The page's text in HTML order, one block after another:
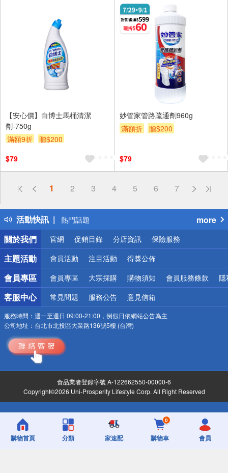
【安心價】白博士馬桶清潔
劑-750g
滿額9折
贈$200
$79
妙管家管路疏通劑960g
滿額折
贈$200
$79
1 2 3 4 5 6 7
活動快訊
偏遠地區配送
得獎公告
熱門話題
銀行優惠
偏遠地區配送
詐騙網頁！請小心！
more
關於我們
官網 促銷目錄 分店資訊 保險服務
主題活動 會員活動 注目活動 得獎公佈
會員專區 會員專區 大宗採購 購物須知 會員服務條款 隱
客服中心 常見問題 服務公告 意見信箱
服務時間： 週一至週日 09:00-21:00，例假日依網站公告為主
公司地址： 台北市北投區大業路136號5樓 (台灣)
食品業者登錄字號 A-122662550-00000-6
Copyright©2026 Uni-Prosperity Lifestyle Corp. All Right Reserved
購物首頁 分類 家速配
0
購物車 會員